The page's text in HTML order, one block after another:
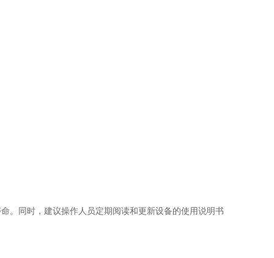
。同时，建议操作人员定期阅读和更新设备的使用说明书